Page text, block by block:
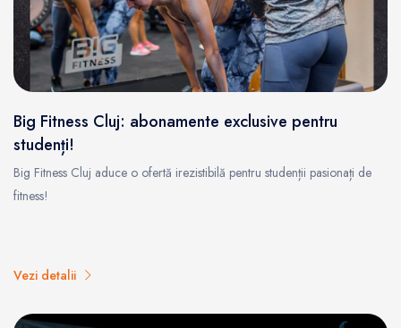
Big Fitness Cluj: abonamente exclusive pentru
studenți!
Big Fitness Cluj aduce o ofertă irezistibilă pentru studenții pasionați de
fitness!
Vezi detalii